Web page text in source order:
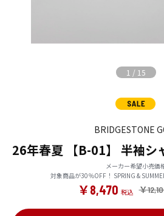
1 / 15
BRIDGESTONE
26年春夏 【B-01】 半袖シ
メーカー希望小売価
対象商品が30％OFF！ SPRING &
￥
￥8,470